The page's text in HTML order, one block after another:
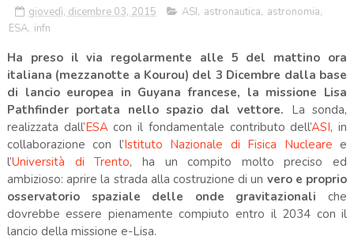
giovedì, dicembre 03, 2015 ASI, astronautica, astronomia,
ESA, infn
Ha preso il via regolarmente alle 5 del mattino ora
italiana (mezzanotte a Kourou) del 3 Dicembre dalla base
di lancio europea in Guyana francese, la missione Lisa
Pathfinder portata nello spazio dal vettore. La sonda,
realizzata dall’ESAcon il fondamentale contributo dell’ASI, in
collaborazione con l’Istituto Nazionale di Fisica Nucleare e
l’Università di Trento, ha un compito molto preciso ed
ambizioso: aprire la strada alla costruzione di un vero e proprio
osservatorio spaziale delle onde gravitazionaliche
dovrebbe essere pienamente compiuto entro il 2034 con il
lancio della missione e-Lisa.